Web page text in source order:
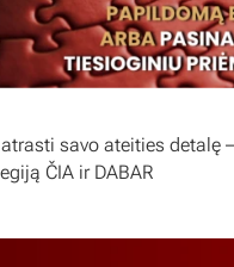
savo ateities detalę
ČIA ir DABAR